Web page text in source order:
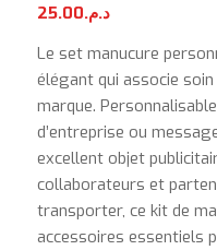
د.م.25.00
Le set manucure
élégant qui associe
marque.
d’entreprise ou
excellent objet
collaborateurs et
transporter, ce kit de
accessoires essentiels